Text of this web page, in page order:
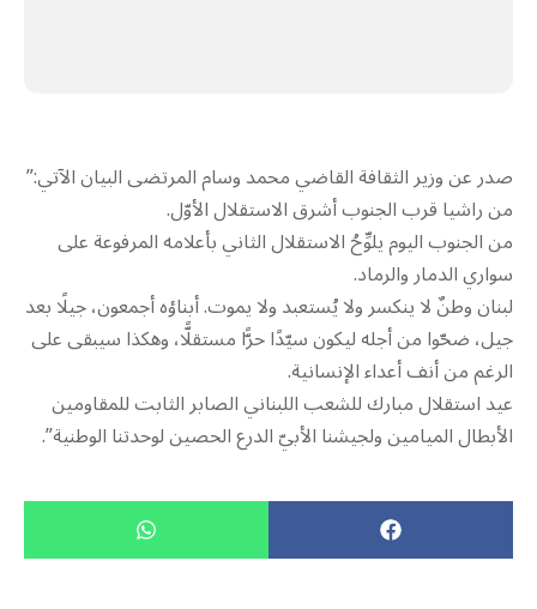
صدر عن وزير الثقافة القاضي محمد وسام المرتضى البيان الآتي:”
‏من راشيا قرب الجنوب أشرق الاستقلال الأوّل.
من الجنوب اليوم يلوِّحُ الاستقلال الثاني بأعلامه المرفوعة على
سواري الدمار والرماد.
لبنان وطنٌ لا ينكسر ولا يُستعبد ولا يموت. أبناؤه أجمعون، جيلًا بعد
جيل، ضحّوا من أجله ليكون سيّدًا حرًّا مستقلًّا، وهكذا سيبقى على
الرغم من أنف أعداء الإنسانية.
عيد استقلال مبارك للشعب اللبناني الصابر الثابت للمقاومين
الأبطال الميامين ولجيشنا الأبيّ الدرع الحصين لوحدتنا الوطنية”.